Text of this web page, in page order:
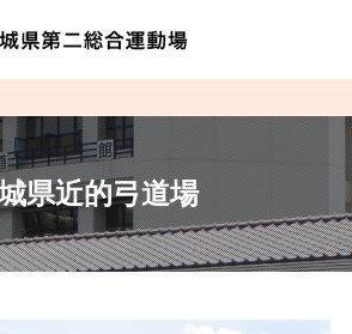
県近的弓道場